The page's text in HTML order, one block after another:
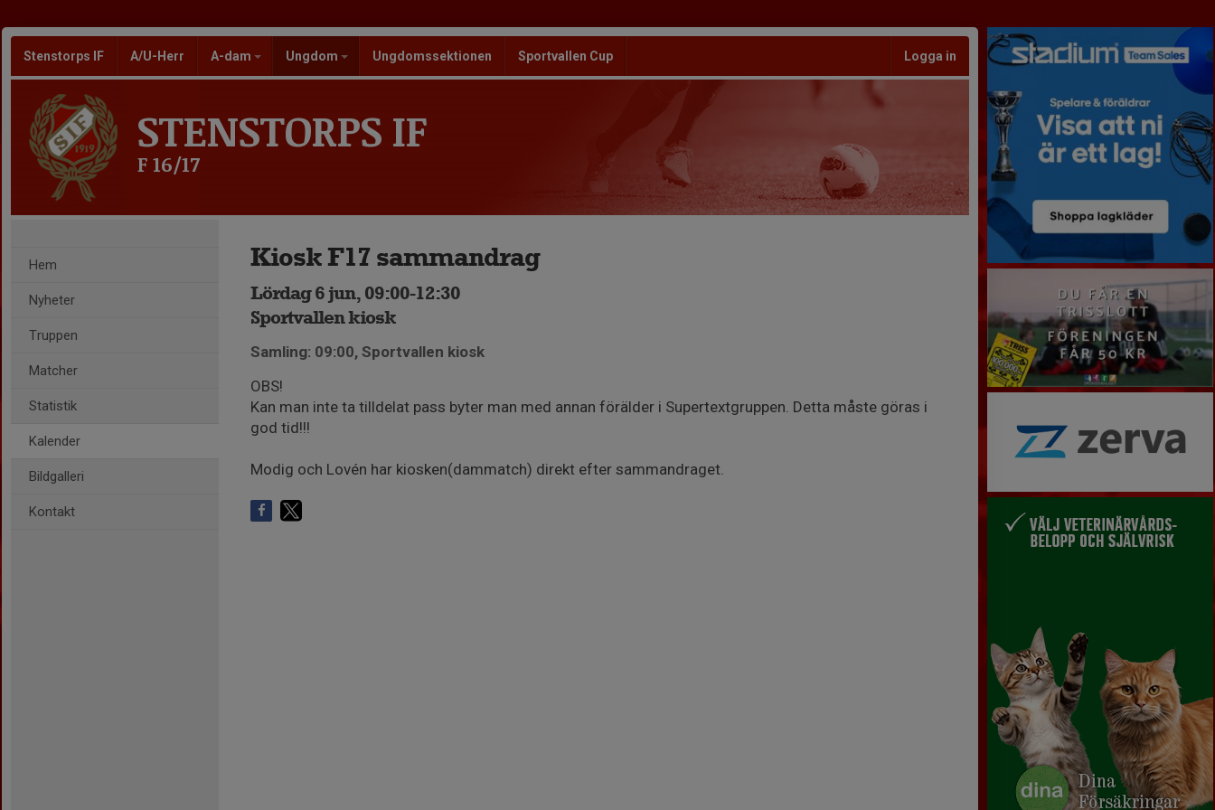
Stenstorps IF A/U-Herr A-dam Ungdom Ungdomssektionen Sportvallen Cup Logga in
STENSTORPS IF
F 16/17
Hem
Nyheter
Truppen
Matcher
Statistik
Kalender
Bildgalleri
Kontakt
Kiosk F17 sammandrag
Lördag 6 jun, 09:00-12:30
Sportvallen kiosk
Samling: 09:00, Sportvallen kiosk
OBS!
Kan man inte ta tilldelat pass byter man med annan förälder i Supertextgruppen. Detta måste göras i
god tid!!!
Modig och Lovén har kiosken(dammatch) direkt efter sammandraget.